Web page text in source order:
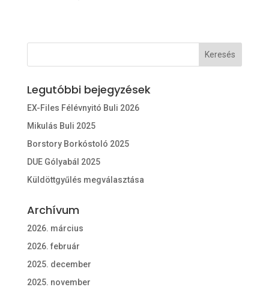
Legutóbbi bejegyzések
EX-Files Félévnyitó Buli 2026
Mikulás Buli 2025
Borstory Borkóstoló 2025
DUE Gólyabál 2025
Küldöttgyűlés megválasztása
Archívum
2026. március
2026. február
2025. december
2025. november